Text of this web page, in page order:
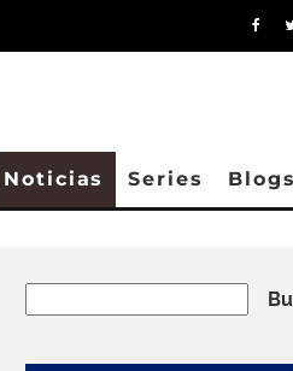
Noticias Series Blogs